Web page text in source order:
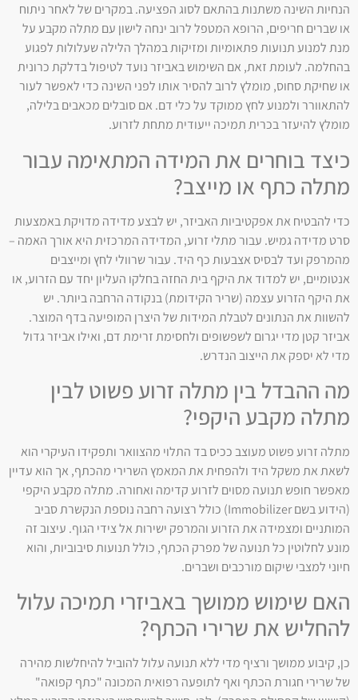
הנחיות השינה משתנות בהתאם לסוג הפציעה. במקרים של לאחר ניתוח
או שברים חריפים, הרופא המטפל לרוב ינחה לישון עם מתלה מקבע על
מנת למנוע תנועות פתאומיות ומזיקות במהלך הלילה שעלולות לפגוע
בהחלמה. לעומת זאת, אם השימוש באביזר נועד לטיפול בדלקת כרונית
או שחיקת סחוס, מומלץ לרוב להסיר אותו לפני השינה כדי לאפשר לעור
להתאוורר ולמנוע לחץ ממוקד על כלי דם. אם סובלים מכאבים בלילה,
מומלץ להיעזר בכרית תמיכה ייעודית מתחת לזרוע.
כיצד בוחרים את המידה המתאימה עבור
מתלה כתף או מייצב?
כדי להבטיח את אפקטיביות האביזר, יש לבצע מדידה מדויקת באמצעות
סרט מדידה גמיש. עבור מתלי זרוע, המדידה המרכזית היא אורך האמה –
מהמרפק ועד לבסיס אצבעות כף היד. עבור שרוולי לחץ ומייצבים
אנטומיים, יש למדוד את היקף בית החזה בחלקו העליון יחד עם הזרוע, או
את היקף הזרוע עצמה (שריר הקידומת) בנקודה הרחבה ביותר. יש
להשוות את הנתונים לטבלת המידות של היצרן המופיעה בדף המוצר.
אביזר קטן מדי יגרום לשפשופים ולחסימת זרימת דם, ואילו אביזר גדול
מדי לא יספק את הייצוב הנדרש.
מה ההבדל בין מתלה זרוע פשוט לבין
מתלה מקבע היקפי?
מתלה זרוע פשוט מעוצב ככיס בד התלוי מהצוואר ותפקידו העיקרי הוא
לשאת את משקל היד ולהפחית את המאמץ השרירי מהכתף, אך הוא עדיין
מאפשר חופש תנועה מסוים לזרוע קדימה ואחורה. מתלה מקבע היקפי
(הידוע בשם Immobilizer) כולל רצועה רחבה נוספת הנקשרת סביב
המותניים ומצמידה את הזרוע והמרפק ישירות אל צידי הגוף. עיצוב זה
מונע לחלוטין כל תנועה של מפרק הכתף, כולל תנועות סיבוביות, והוא
חיוני למצבי שיקום מורכבים ושברים.
האם שימוש ממושך באביזרי תמיכה עלול
להחליש את שרירי הכתף?
כן, קיבוע ממושך ורציף מדי ללא תנועה עלול להוביל להיחלשות מהירה
של שרירי חגורת הכתף ואף לתופעה רפואית המכונה "כתף קפואה"